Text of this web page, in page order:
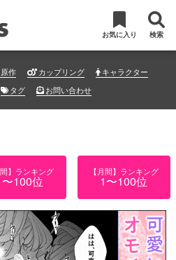
お気に入り 検索
原作 カップリング
キャラクター
タグ お問い合わせ
間】ランキング
100位
【月間】ランキング
1〜100位